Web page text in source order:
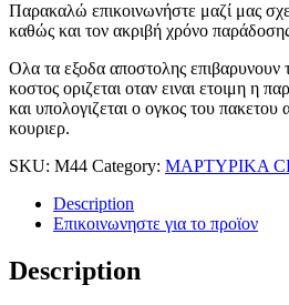
Παρακαλώ επικοινωνήστε μαζί μας
καθώς και τον ακριβή χρόνο
Ολα τα εξοδα αποστολης επιβαρυνουν
κοστος οριζεται οταν ειναι ετοιμη η
και υπολογιζεται ο ογκος του πακετου
κουριερ.
SKU: M44 Category: ΜΑΡΤΥΡΙΚΑ
Description
Επικοινωνηστε για το προϊoν
Description